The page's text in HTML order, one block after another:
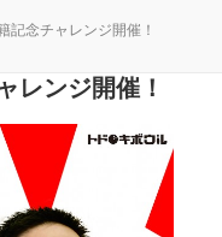
記念チャレンジ開催！
レンジ開催！